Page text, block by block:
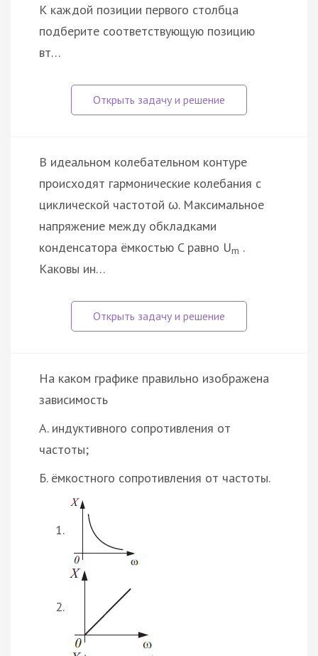
К каждой позиции первого столбца
подберите соответствующую позицию
вт…
В идеальном колебательном контуре
происходят гармонические колебания с
циклической частотой ω. Максимальное
напряжение между обкладками
конденсатора ёмкостью C равно Um .
Каковы ин…
На каком графике правильно изображена
зависимость
А. индуктивного сопротивления от
частоты;
Б. ёмкостного сопротивления от частоты.